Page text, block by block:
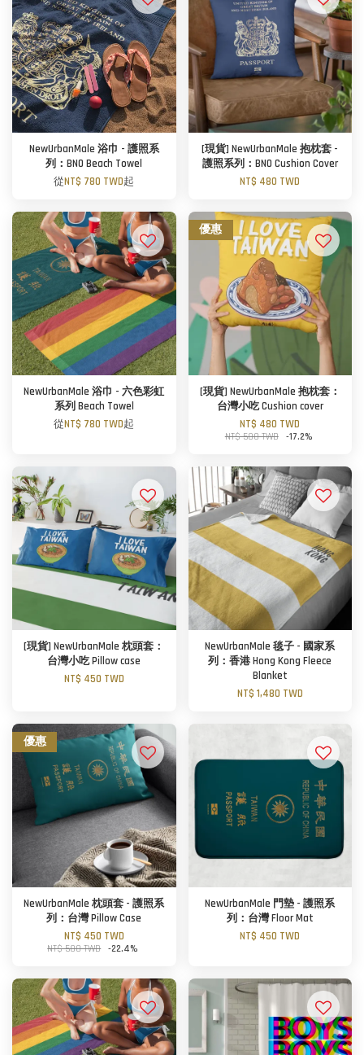
NewUrbanMale 浴巾 - 護照系
列：BNO Beach Towel
從NT$ 780 TWD起
[現貨] NewUrbanMale 抱枕套 -
護照系列：BNO Cushion Cover
NT$ 480 TWD
NewUrbanMale 浴巾 - 六色彩虹
系列 Beach Towel
從NT$ 780 TWD起
優惠
[現貨] NewUrbanMale 抱枕套：
台灣小吃 Cushion cover
NT$ 480 TWD
NT$ 580 TWD -17.2%
[現貨] NewUrbanMale 枕頭套：
台灣小吃 Pillow case
NT$ 450 TWD
NewUrbanMale 毯子 - 國家系
列：香港 Hong Kong Fleece
Blanket
NT$ 1,480 TWD
優惠
NewUrbanMale 枕頭套 - 護照系
列：台灣 Pillow Case
NT$ 450 TWD
NT$ 580 TWD -22.4%
NewUrbanMale 門墊 - 護照系
列：台灣 Floor Mat
NT$ 450 TWD